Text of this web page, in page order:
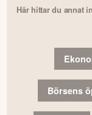
Här hittar du annat
Börsens